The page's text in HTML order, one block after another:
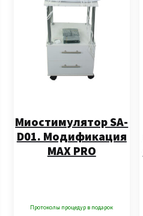
Миостимулятор SA-
D01. Модификация
MAX PRO
Протоколы процедур в подарок